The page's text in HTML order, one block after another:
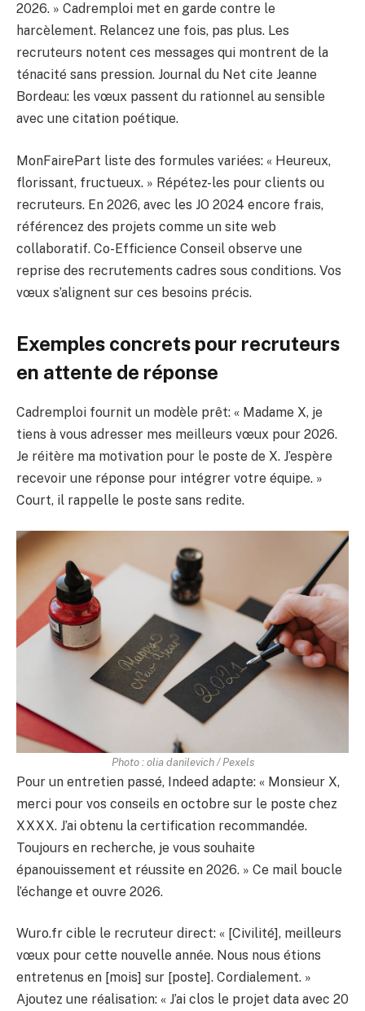
2026. » Cadremploi met en garde contre le
harcèlement. Relancez une fois, pas plus. Les
recruteurs notent ces messages qui montrent de la
ténacité sans pression. Journal du Net cite Jeanne
Bordeau: les vœux passent du rationnel au sensible
avec une citation poétique.
MonFairePart liste des formules variées: « Heureux,
florissant, fructueux. » Répétez-les pour clients ou
recruteurs. En 2026, avec les JO 2024 encore frais,
référencez des projets comme un site web
collaboratif. Co-Efficience Conseil observe une
reprise des recrutements cadres sous conditions. Vos
vœux s’alignent sur ces besoins précis.
Exemples concrets pour recruteurs
en attente de réponse
Cadremploi fournit un modèle prêt: « Madame X, je
tiens à vous adresser mes meilleurs vœux pour 2026.
Je réitère ma motivation pour le poste de X. J’espère
recevoir une réponse pour intégrer votre équipe. »
Court, il rappelle le poste sans redite.
Photo : olia danilevich / Pexels
Pour un entretien passé, Indeed adapte: « Monsieur X,
merci pour vos conseils en octobre sur le poste chez
XXXX. J’ai obtenu la certification recommandée.
Toujours en recherche, je vous souhaite
épanouissement et réussite en 2026. » Ce mail boucle
l’échange et ouvre 2026.
Wuro.fr cible le recruteur direct: « [Civilité], meilleurs
vœux pour cette nouvelle année. Nous nous étions
entretenus en [mois] sur [poste]. Cordialement. »
Ajoutez une réalisation: « J’ai clos le projet data avec 20